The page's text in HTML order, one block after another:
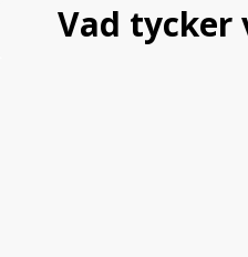
Vad tycker